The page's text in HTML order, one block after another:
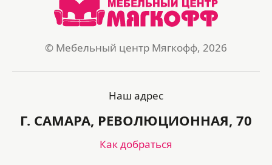
© Мебельный центр Мягкофф, 2026
Наш адрес
Г. САМАРА, РЕВОЛЮЦИОННАЯ, 70
Как добраться